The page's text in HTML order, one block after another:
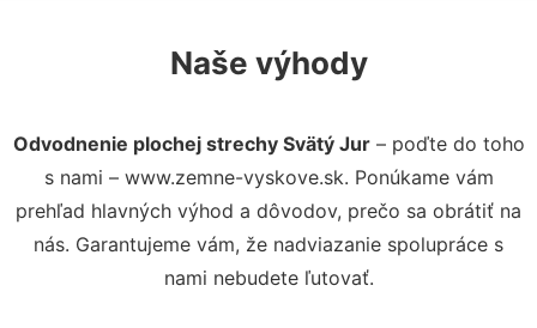
Naše výhody
Odvodnenie plochej strechy Svätý Jur– poďte do toho
s nami – www.zemne-vyskove.sk. Ponúkame vám
prehľad hlavných výhod a dôvodov, prečo sa obrátiť na
nás. Garantujeme vám, že nadviazanie spolupráce s
nami nebudete ľutovať.